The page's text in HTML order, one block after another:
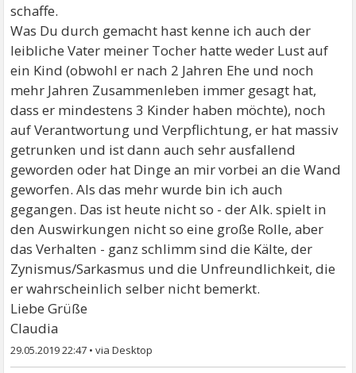
schaffe.
Was Du durch gemacht hast kenne ich auch der
leibliche Vater meiner Tocher hatte weder Lust auf
ein Kind (obwohl er nach 2 Jahren Ehe und noch
mehr Jahren Zusammenleben immer gesagt hat,
dass er mindestens 3 Kinder haben möchte), noch
auf Verantwortung und Verpflichtung, er hat massiv
getrunken und ist dann auch sehr ausfallend
geworden oder hat Dinge an mir vorbei an die Wand
geworfen. Als das mehr wurde bin ich auch
gegangen. Das ist heute nicht so - der Alk. spielt in
den Auswirkungen nicht so eine große Rolle, aber
das Verhalten - ganz schlimm sind die Kälte, der
Zynismus/Sarkasmus und die Unfreundlichkeit, die
er wahrscheinlich selber nicht bemerkt.
Liebe Grüße
Claudia
29.05.2019 22:47 •